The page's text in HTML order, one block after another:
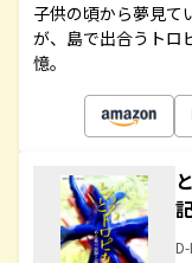
子供の頃から夢見て
が、島で出合うトロ
憶。